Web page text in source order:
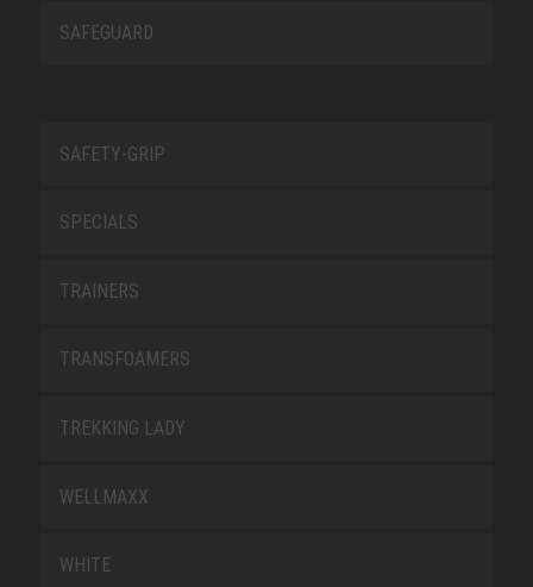
SAFEGUARD
SAFETY-GRIP
SPECIALS
TRAINERS
TRANSFOAMERS
TREKKING LADY
WELLMAXX
WHITE